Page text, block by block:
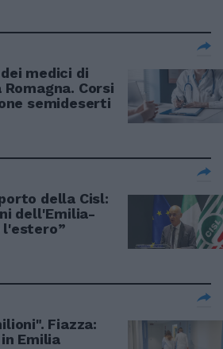
medici di
Corsi
semideserti
della Cisl:
dell'Emilia-
l'estero”
Fiazza:
Emilia